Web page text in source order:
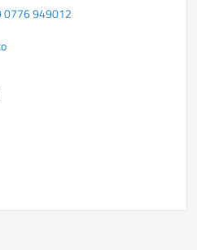
0776 949012